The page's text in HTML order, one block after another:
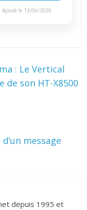
Ajouté le 13/06/2026
: Le Vertical
de son HT-X8500
message
depuis 1995 et